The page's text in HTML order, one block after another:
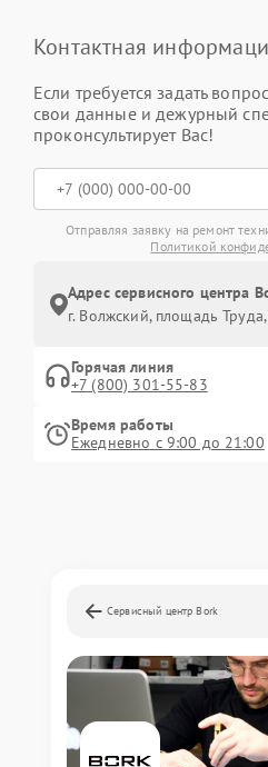
Контактная
Если требуется задать
свои данные и дежурный
проконсультирует Вас!
Отправляя заявку на ремонт
Политикой
Адрес сервисного центра
г. Волжский, площадь
Горячая линия
+7 (800) 301-55-83
Время работы
Ежедневно с 9:00 до 21:00
Сервисный центр Bork